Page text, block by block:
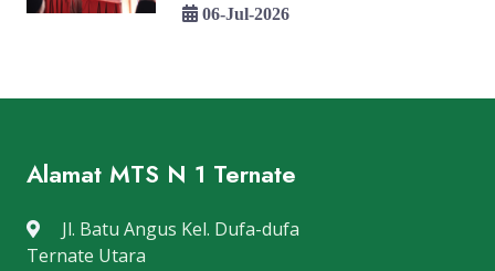
06-Jul-2026
Alamat MTS N 1 Ternate
Jl. Batu Angus Kel. Dufa-dufa
Ternate Utara